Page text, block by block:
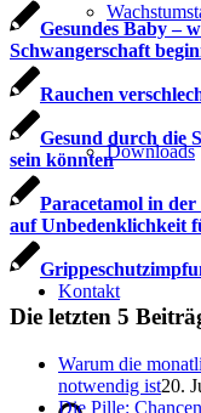
Downloads
Kontakt
Gesundes Baby –
Schwangerschaft
Rauchen
Gesund durch die
sein könnten
Paracetamol in der
auf Unbedenklichkeit
Die letzten 5
Warum die
notwendig ist20.
Die Pille: